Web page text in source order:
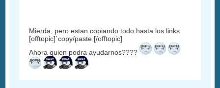
Mierda, pero estan copiando todo hasta los links
[offtopic]`copy/paste [/offtopic]
Ahora quien podra ayudarnos????